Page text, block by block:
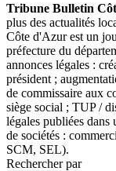
Tribune Bulletin
plus des actualités
Côte d'Azur est un
préfecture du
annonces légales :
président ;
de commissaire aux
siège social ; TUP /
légales publiées
de sociétés :
SCM, SEL).
Rechercher par